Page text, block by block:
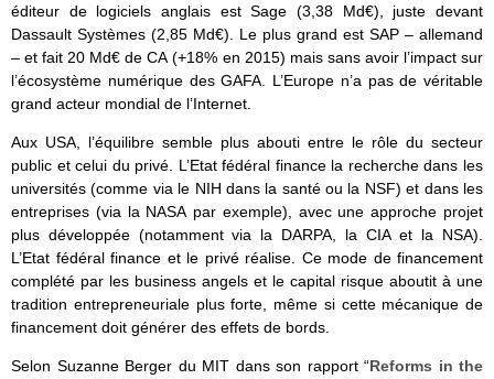
éditeur de logiciels anglais est Sage (3,38 Md€), juste devant
Dassault Systèmes (2,85 Md€). Le plus grand est SAP – allemand
– et fait 20 Md€ de CA (+18% en 2015) mais sans avoir l’impact sur
l’écosystème numérique des GAFA. L’Europe n’a pas de véritable
grand acteur mondial de l’Internet.
Aux USA, l’équilibre semble plus abouti entre le rôle du secteur
public et celui du privé. L’Etat fédéral finance la recherche dans les
universités (comme via le NIH dans la santé ou la NSF) et dans les
entreprises (via la NASA par exemple), avec une approche projet
plus développée (notamment via la DARPA, la CIA et la NSA).
L’Etat fédéral finance et le privé réalise. Ce mode de financement
complété par les business angels et le capital risque aboutit à une
tradition entrepreneuriale plus forte, même si cette mécanique de
financement doit générer des effets de bords.
Selon Suzanne Berger du MIT dans son rapport “Reforms in the